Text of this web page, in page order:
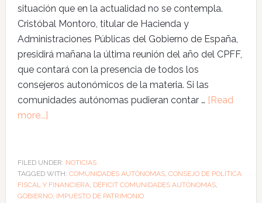
situación que en la actualidad no se contempla.
Cristóbal Montoro, titular de Hacienda y
Administraciones Públicas del Gobierno de España,
presidirá mañana la última reunión del año del CPFF,
que contará con la presencia de todos los
consejeros autonómicos de la materia. Si las
comunidades autónomas pudieran contar … [Read
more...]
FILED UNDER: NOTICIAS
TAGGED WITH: COMUNIDADES AUTÓNOMAS, CONSEJO DE POLÍTICA
FISCAL Y FINANCIERA, DÉFICIT COMUNIDADES AUTÓNOMAS,
GOBIERNO, IMPUESTO DE PATRIMONIO